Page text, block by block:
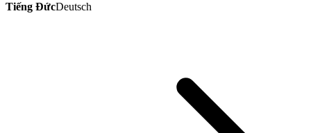
Tiếng ĐứcDeutsch